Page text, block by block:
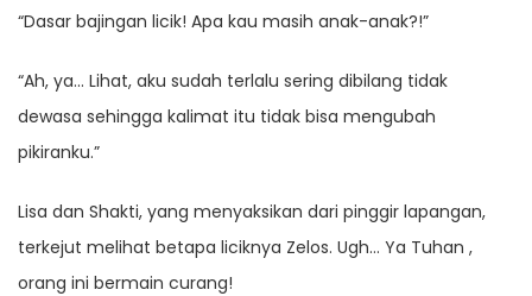
“Dasar bajingan licik! Apa kau masih anak-anak?!”
“Ah, ya… Lihat, aku sudah terlalu sering dibilang tidak
dewasa sehingga kalimat itu tidak bisa mengubah
pikiranku.”
Lisa dan Shakti, yang menyaksikan dari pinggir lapangan,
terkejut melihat betapa liciknya Zelos. Ugh… Ya Tuhan ,
orang ini bermain curang!